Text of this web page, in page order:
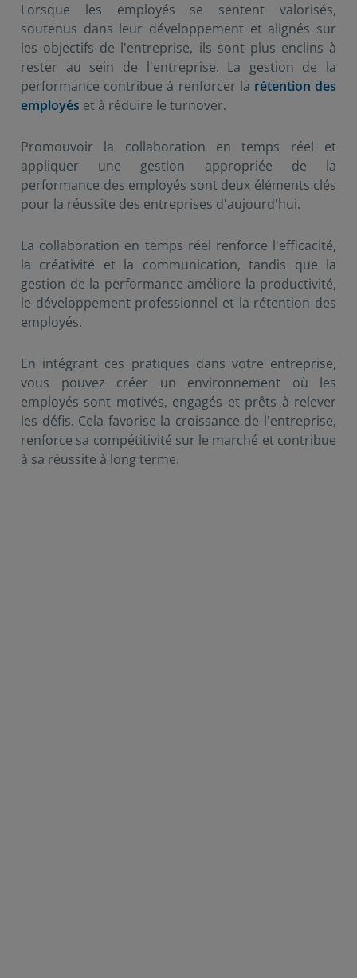
Lorsque les employés se sentent valorisés,
soutenus dans leur développement et alignés sur
les objectifs de l'entreprise, ils sont plus enclins à
rester au sein de l'entreprise. La gestion de la
performance contribue à renforcer la rétention des
employés et à réduire le turnover.
Promouvoir la collaboration en temps réel et
appliquer une gestion appropriée de la
performance des employés sont deux éléments clés
pour la réussite des entreprises d'aujourd'hui.
La collaboration en temps réel renforce l'efficacité,
la créativité et la communication, tandis que la
gestion de la performance améliore la productivité,
le développement professionnel et la rétention des
employés.
En intégrant ces pratiques dans votre entreprise,
vous pouvez créer un environnement où les
employés sont motivés, engagés et prêts à relever
les défis. Cela favorise la croissance de l'entreprise,
renforce sa compétitivité sur le marché et contribue
à sa réussite à long terme.